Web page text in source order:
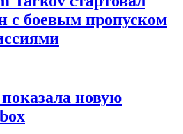
с боевым пропуском
новую